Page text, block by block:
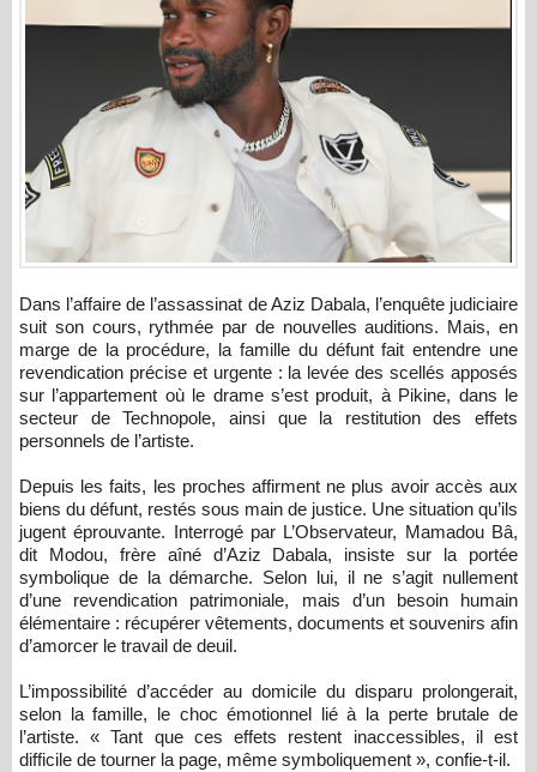
Dans l’affaire de l’assassinat de Aziz Dabala, l’enquête judiciaire
suit son cours, rythmée par de nouvelles auditions. Mais, en
marge de la procédure, la famille du défunt fait entendre une
revendication précise et urgente : la levée des scellés apposés
sur l’appartement où le drame s’est produit, à Pikine, dans le
secteur de Technopole, ainsi que la restitution des effets
personnels de l’artiste.
Depuis les faits, les proches affirment ne plus avoir accès aux
biens du défunt, restés sous main de justice. Une situation qu’ils
jugent éprouvante. Interrogé par L’Observateur, Mamadou Bâ,
dit Modou, frère aîné d’Aziz Dabala, insiste sur la portée
symbolique de la démarche. Selon lui, il ne s’agit nullement
d’une revendication patrimoniale, mais d’un besoin humain
élémentaire : récupérer vêtements, documents et souvenirs afin
d’amorcer le travail de deuil.
L’impossibilité d’accéder au domicile du disparu prolongerait,
selon la famille, le choc émotionnel lié à la perte brutale de
l’artiste. « Tant que ces effets restent inaccessibles, il est
difficile de tourner la page, même symboliquement », confie-t-il.